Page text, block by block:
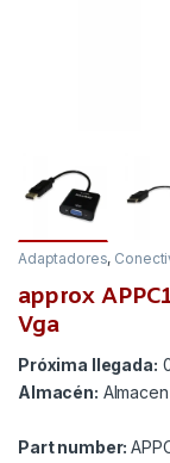
Adaptadores,
approx
Vga
Próxima llegada:
Almacén:
Part number: